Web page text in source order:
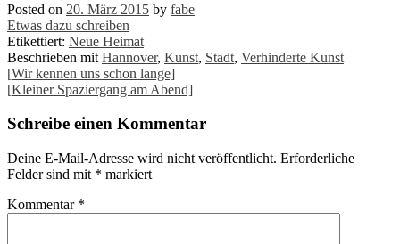
Posted on 20. März 2015 by fabe
Etwas dazu schreiben
Etikettiert: Neue Heimat
Beschrieben mit Hannover, Kunst, Stadt, Verhinderte Kunst
Post
navigation
[Wir kennen uns schon lange]
[Kleiner Spaziergang am Abend]
Schreibe einen Kommentar
Deine E-Mail-Adresse wird nicht veröffentlicht. Erforderliche
Felder sind mit * markiert
Kommentar *